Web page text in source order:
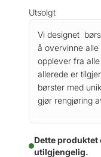
Utsolgt
Vi designet
å overvinne
opplever fra
allerede er
børster med
gjør rengjøring
Dette
utilgjengelig.